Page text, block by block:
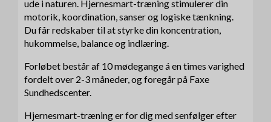
ude i naturen. Hjernesmart-træning stimulerer din
motorik, koordination, sanser og logiske tænkning.
Du får redskaber til at styrke din koncentration,
hukommelse, balance og indlæring.
Forløbet består af 10 mødegange á en times varighed
fordelt over 2-3 måneder, og foregår på Faxe
Sundhedscenter.
Hjernesmart-træning er for dig med senfølger efter